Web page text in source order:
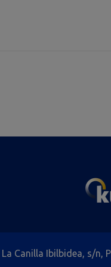
Canilla Ibilbidea, s/n,